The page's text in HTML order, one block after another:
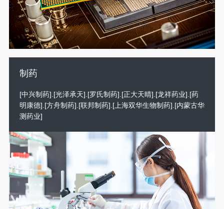
制药
[中兴制药].[光泽承天].[罗氏制药].[正大天晴].[龙祥药业].[药
明康德].[方舟制药].[联邦制药].[上海双华生物制药].[内蒙古华
测药业]